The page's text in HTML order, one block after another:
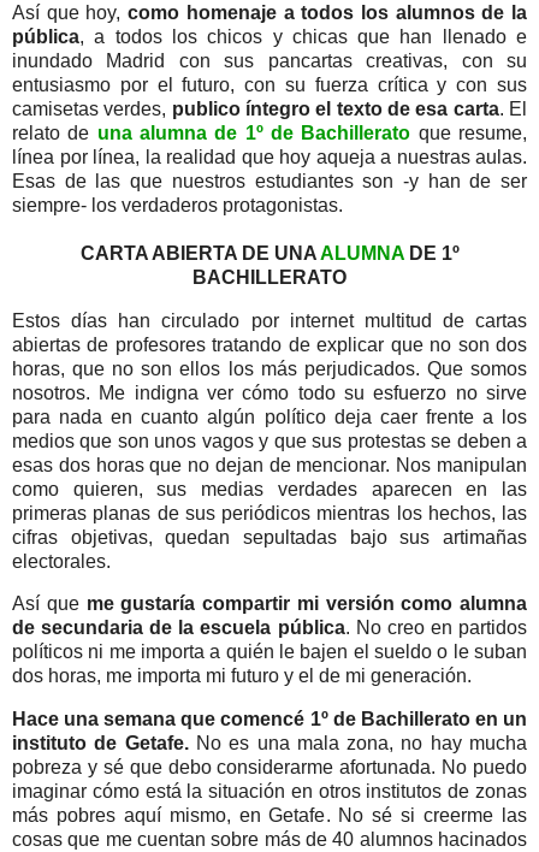
Así que hoy,como homenaje a todos los alumnos de la
pública, a todos los chicos y chicas que han llenado e
inundado Madrid con sus pancartas creativas, con su
entusiasmo por el futuro, con su fuerza crítica y con sus
camisetas verdes, publico íntegro el texto de esa carta. El
relato de una alumna de 1º de Bachillerato que resume,
línea por línea, la realidad que hoy aqueja a nuestras aulas.
Esas de las que nuestros estudiantes son -y han de ser
siempre- los verdaderos protagonistas.
CARTA ABIERTA DE UNAALUMNADE 1º
BACHILLERATO
Estos días han circulado por internet multitud de cartas
abiertas de profesores tratando de explicar que no son dos
horas, que no son ellos los más perjudicados. Que somos
nosotros. Me indigna ver cómo todo su esfuerzo no sirve
para nada en cuanto algún político deja caer frente a los
medios que son unos vagos y que sus protestas se deben a
esas dos horas que no dejan de mencionar. Nos manipulan
como quieren, sus medias verdades aparecen en las
primeras planas de sus periódicos mientras los hechos, las
cifras objetivas, quedan sepultadas bajo sus artimañas
electorales.
Así que me gustaría compartir mi versión como alumna
de secundaria de la escuela pública. No creo en partidos
políticos ni me importa a quién le bajen el sueldo o le suban
dos horas, me importa mi futuro y el de mi generación.
Hace una semana que comencé 1º de Bachillerato en un
instituto de Getafe. No es una mala zona, no hay mucha
pobreza y sé que debo considerarme afortunada. No puedo
imaginar cómo está la situación en otros institutos de zonas
más pobres aquí mismo, en Getafe. No sé si creerme las
cosas que me cuentan sobre más de 40 alumnos hacinados